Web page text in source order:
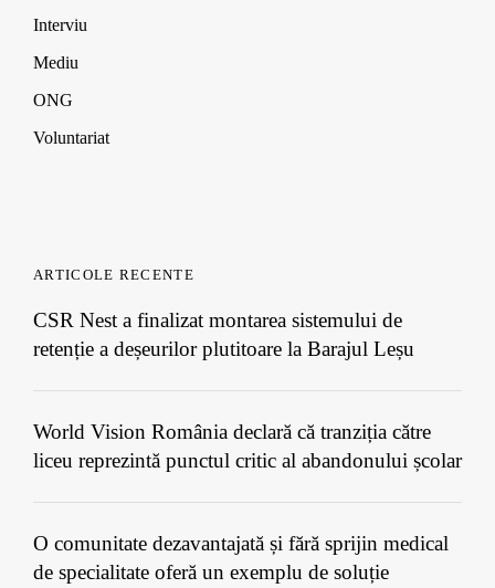
Interviu
Mediu
ONG
Voluntariat
ARTICOLE RECENTE
CSR Nest a finalizat montarea sistemului de
retenție a deșeurilor plutitoare la Barajul Leșu
World Vision România declară că tranziția către
liceu reprezintă punctul critic al abandonului școlar
O comunitate dezavantajată și fără sprijin medical
de specialitate oferă un exemplu de soluție